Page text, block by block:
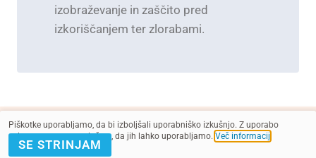
izobraževanje in zaščito pred
izkoriščanjem ter zlorabami.
Preberi več
Piškotke uporabljamo, da bi izboljšali uporabniško izkušnjo. Z uporabo
spletnega mesta soglašate, da jih lahko uporabljamo. Več informacij
SE STRINJAM